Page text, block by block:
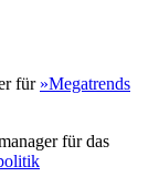
für »Megatrends
für das